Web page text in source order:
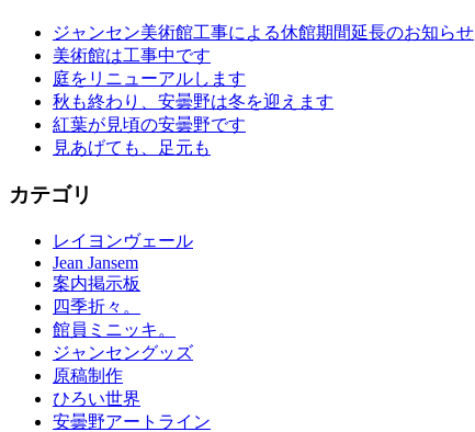
ジャンセン美術館工事による休館期間延長のお知らせ
美術館は工事中です
庭をリニューアルします
秋も終わり、安曇野は冬を迎えます
紅葉が見頃の安曇野です
見あげても、足元も
カテゴリ
レイヨンヴェール
Jean Jansem
案内掲示板
四季折々。
館員ミニッキ。
ジャンセングッズ
原稿制作
ひろい世界
安曇野アートライン